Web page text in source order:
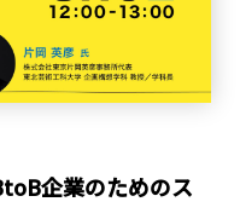
企業のためのス